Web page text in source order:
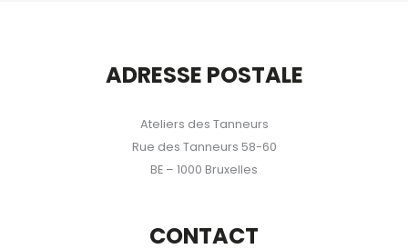
ADRESSE POSTALE
Ateliers des Tanneurs
Rue des Tanneurs 58-60
BE – 1000 Bruxelles
CONTACT